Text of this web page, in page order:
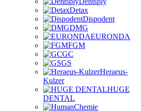
Detax
Dispodent
DMG
EURONDA
FGM
GC
GS
Heraeus-
Kulzer
HUGE
DENTAL